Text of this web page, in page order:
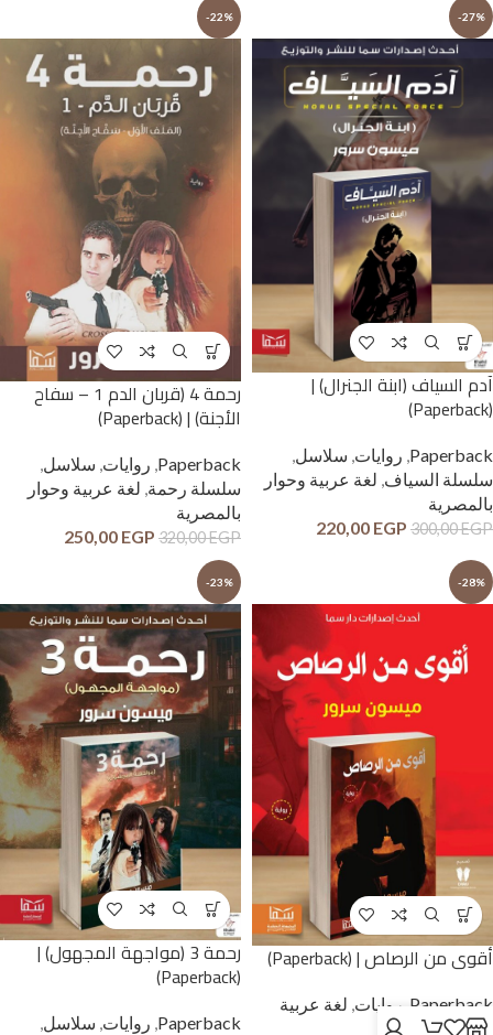
-27%
آدم السياف (ابنة الجنرال) |
(Paperback)
Paperback
, روايات, سلاسل,
سلسلة السياف, لغة عربية وحوار
بالمصرية
300,00EGP
220,00 EGP
-22%
رحمة 4 (قربان الدم 1 – سفاح
الأجنة) | (Paperback)
Paperback
, روايات, سلاسل,
سلسلة رحمة, لغة عربية وحوار
بالمصرية
320,00EGP
250,00 EGP
-28%
أقوى من الرصاص | (Paperback)
Paperback روايات, لغة عربية
وحوار بالمصرية
-23%
رحمة 3 (مواجهة المجهول) |
(Paperback)
Paperback روايات سلاسل